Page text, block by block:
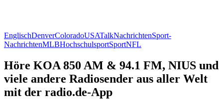
EnglischDenverColoradoUSATalkNachrichtenSport-
NachrichtenMLBHochschulsportSportNFL
Höre KOA 850 AM & 94.1 FM, NIUS und
viele andere Radiosender aus aller Welt
mit der radio.de-App